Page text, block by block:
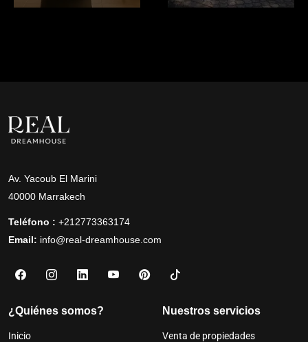
Av. Yacoub El Marini
40000 Marrakech
Teléfono : +212773363174
Email: info@real-dreamhouse.com
¿Quiénes somos?
Inicio
Nuestros servicios
Venta de propiedades